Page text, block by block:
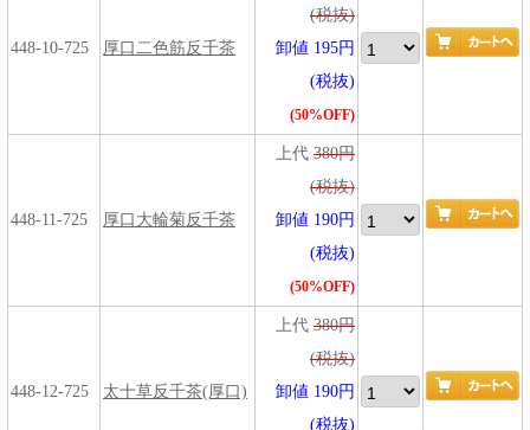
448-10-725 厚口二色筋反千茶
(税抜)
卸値 195円
(税抜)
(50%OFF)
448-11-725 厚口大輪菊反千茶
上代 380円
(税抜)
卸値 190円
(税抜)
(50%OFF)
448-12-725 太十草反千茶(厚口)
上代 380円
(税抜)
卸値 190円
(税抜)